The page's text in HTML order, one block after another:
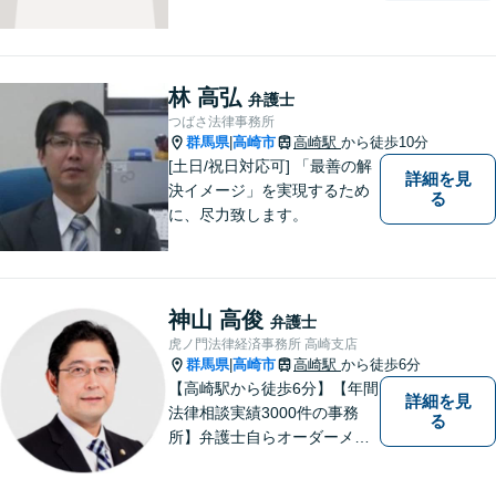
お気持ちに寄り添い、納得の
いく解決を目指します。まず
はお気軽にご相談を！【駐車
場完備】
林 高弘 弁護士
つばさ法律事務所
群馬県|高崎市 高崎駅 から徒歩10分
[土日/祝日対応可] 「最善の解
決イメージ」を実現するため
に、尽力致します。
詳細を見
る
神山 高俊 弁護士
虎ノ門法律経済事務所 高崎支店
群馬県|高崎市 高崎駅 から徒歩6分
【高崎駅から徒歩6分】【年間
法律相談実績3000件の事務
所】弁護士自らオーダーメイ
詳細を見
る